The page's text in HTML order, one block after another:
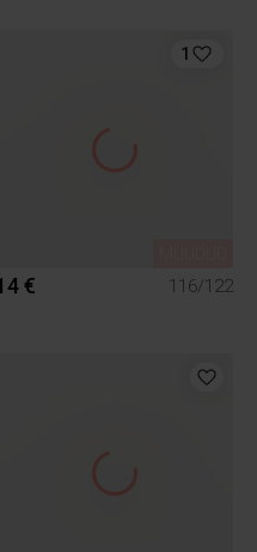
1
€ 116/122